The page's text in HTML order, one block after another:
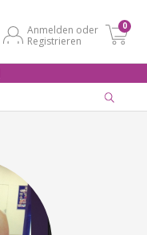
Anmelden oder
Registrieren
0